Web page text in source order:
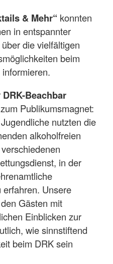
& Mehr“ konnten
in entspannter
die vielfältigen
beim
DRK-Beachbar
Publikumsmagnet:
nutzten die
alkoholfreien
in der
Unsere
Gästen mit
Einblicken zur
wie sinnstiftend
beim DRK sein